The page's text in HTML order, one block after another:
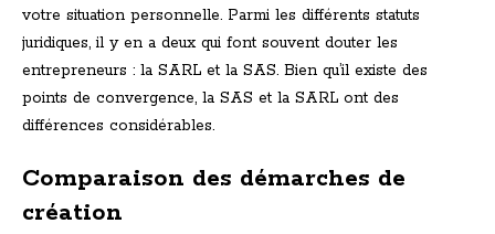
votre situation personnelle. Parmi les différents statuts
juridiques, il y en a deux qui font souvent douter les
entrepreneurs : la SARL et la SAS. Bien qu’il existe des
points de convergence, la SAS et la SARL ont des
différences considérables.
Comparaison des démarches de
création